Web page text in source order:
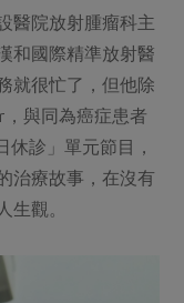
糧
醫院放射腫瘤科主
和國際精準放射醫
就很忙了，但他除
與同為癌症患者
診」單元節目，
治療故事，在沒有
生觀。